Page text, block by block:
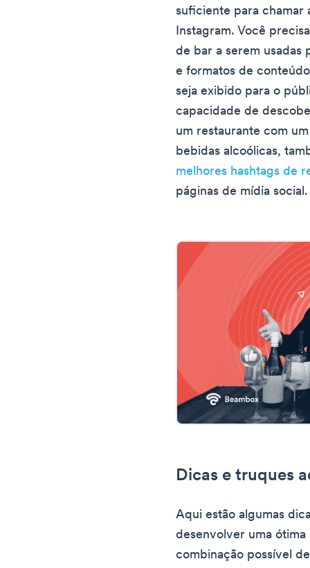
suficiente para chamar
Instagram. Você
de bar a serem
e formatos de
seja exibido para o
capacidade de
um restaurante com
bebidas alcoólicas,
melhores hashtags de
páginas de mídia social.
Dicas e truques
Aqui estão algumas
desenvolver uma
combinação possível